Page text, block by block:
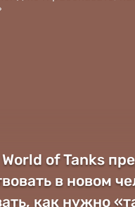
of Tanks
в новом
как нужно